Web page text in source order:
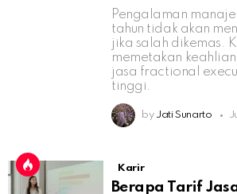
Pengalaman
tahun tidak akan
jika salah dikemas.
memetakan
jasa fractional
tinggi.
by Jati Sunarto
Karir
Berapa Tarif